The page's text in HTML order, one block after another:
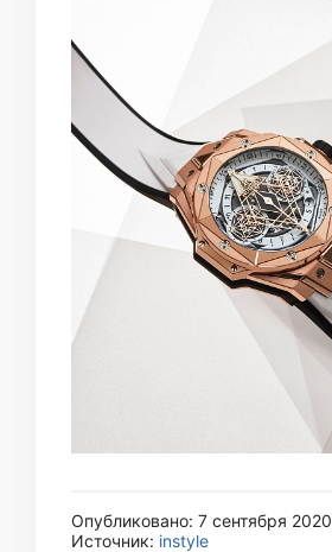
Опубликовано: 7 сентября 2020
Источник: instyle